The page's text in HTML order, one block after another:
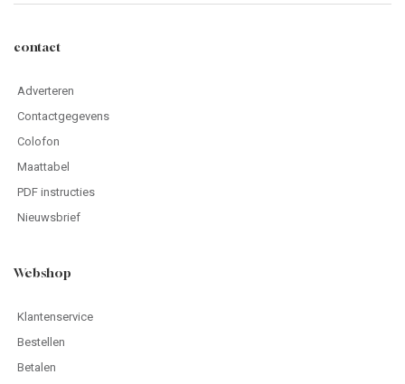
contact
Adverteren
Contactgegevens
Colofon
Maattabel
PDF instructies
Nieuwsbrief
Webshop
Klantenservice
Bestellen
Betalen